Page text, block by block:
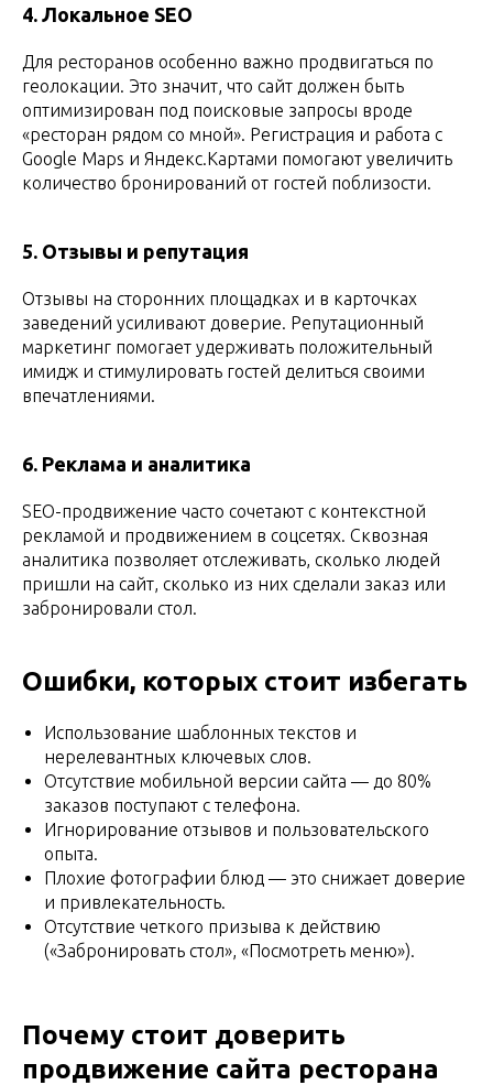
4. Локальное SEO
Для ресторанов особенно важно продвигаться по
геолокации. Это значит, что сайт должен быть
оптимизирован под поисковые запросы вроде
«ресторан рядом со мной». Регистрация и работа с
Google Maps и Яндекс.Картами помогают увеличить
количество бронирований от гостей поблизости.
5. Отзывы и репутация
Отзывы на сторонних площадках и в карточках
заведений усиливают доверие. Репутационный
маркетинг помогает удерживать положительный
имидж и стимулировать гостей делиться своими
впечатлениями.
6. Реклама и аналитика
SEO-продвижение часто сочетают с контекстной
рекламой и продвижением в соцсетях. Сквозная
аналитика позволяет отслеживать, сколько людей
пришли на сайт, сколько из них сделали заказ или
забронировали стол.
Ошибки, которых стоит избегать
Использование шаблонных текстов и
нерелевантных ключевых слов.
Отсутствие мобильной версии сайта — до 80%
заказов поступают с телефона.
Игнорирование отзывов и пользовательского
опыта.
Плохие фотографии блюд — это снижает доверие
и привлекательность.
Отсутствие четкого призыва к действию
(«Забронировать стол», «Посмотреть меню»).
Почему стоит доверить
продвижение сайта ресторана